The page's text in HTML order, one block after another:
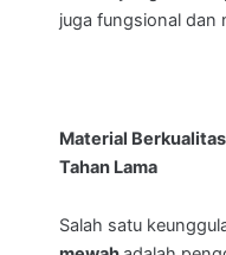
juga fungsional dan
Material
Tahan Lama
Salah satu